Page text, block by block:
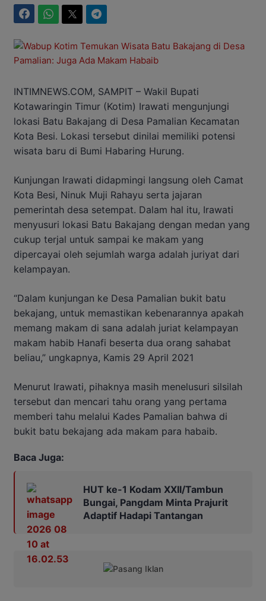
INTIMNEWS.COM, SAMPIT – Wakil Bupati
Kotawaringin Timur (Kotim) Irawati mengunjungi
lokasi Batu Bakajang di Desa Pamalian Kecamatan
Kota Besi. Lokasi tersebut dinilai memiliki potensi
wisata baru di Bumi Habaring Hurung.
Kunjungan Irawati didapmingi langsung oleh Camat
Kota Besi, Ninuk Muji Rahayu serta jajaran
pemerintah desa setempat. Dalam hal itu, Irawati
menyusuri lokasi Batu Bakajang dengan medan yang
cukup terjal untuk sampai ke makam yang
dipercayai oleh sejumlah warga adalah juriyat dari
kelampayan.
“Dalam kunjungan ke Desa Pamalian bukit batu
bekajang, untuk memastikan kebenarannya apakah
memang makam di sana adalah juriat kelampayan
makam habib Hanafi beserta dua orang sahabat
beliau,” ungkapnya, Kamis 29 April 2021
Menurut Irawati, pihaknya masih menelusuri silsilah
tersebut dan mencari tahu orang yang pertama
memberi tahu melalui Kades Pamalian bahwa di
bukit batu bekajang ada makam para habaib.
Baca Juga:
HUT ke-1 Kodam XXII/Tambun
Bungai, Pangdam Minta Prajurit
Adaptif Hadapi Tantangan